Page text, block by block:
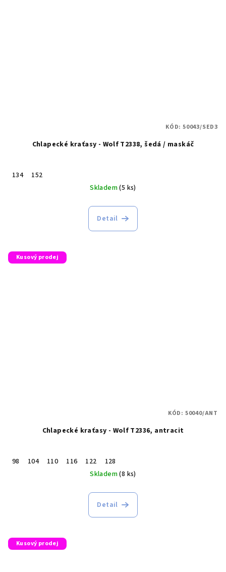
Chlapecké kraťasy - Wolf T2338, šedá / maskáč
134
152
Skladem(5 ks)
Detail
KÓD: 50043/SED3
Kusový prodej
Chlapecké kraťasy - Wolf T2336, antracit
98 104 110 116 122
128
Skladem(8 ks)
Detail
KÓD: 50040/ANT
Kusový prodej